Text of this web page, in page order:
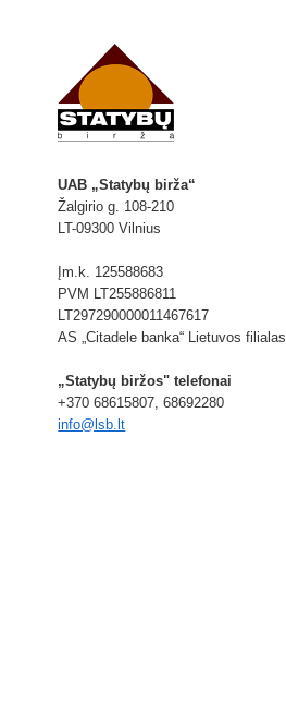
UAB „Statybų birža“
Žalgirio g. 108-210
LT-09300 Vilnius
Įm.k. 125588683
PVM LT255886811
LT297290000011467617
AS „Citadele banka“ Lietuvos filialas
„Statybų biržos" telefonai
+370 68615807, 68692280
info@lsb.lt